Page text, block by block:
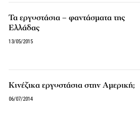
Τα εργοστάσια – φαντάσματα της
Ελλάδας
13/05/2015
Κινέζικα εργοστάσια στην Αμερική;
06/07/2014